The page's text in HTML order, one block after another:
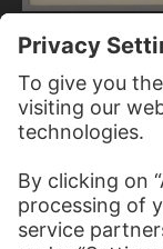
CARL FRIEDRICH
Gelnhausen: Imperial